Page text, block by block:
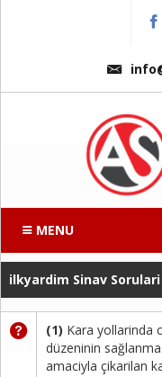
MENU
ilkyardim Sinav
(1) Kara yollarinda
düzeninin
amaciyla çikarilan
Fiyatlarımız
Kursumuzdan
Ders
Videoları
Sınav
Soruları